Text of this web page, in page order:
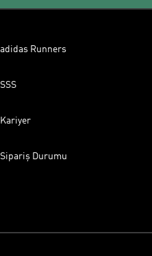
adidas Runners
SSS
Kariyer
Sipariş Durumu